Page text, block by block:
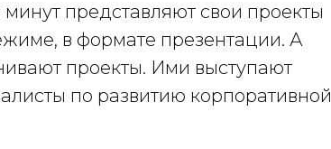
представляют свои проекты
в формате презентации. А
проекты. Ими выступают
по развитию корпоративной